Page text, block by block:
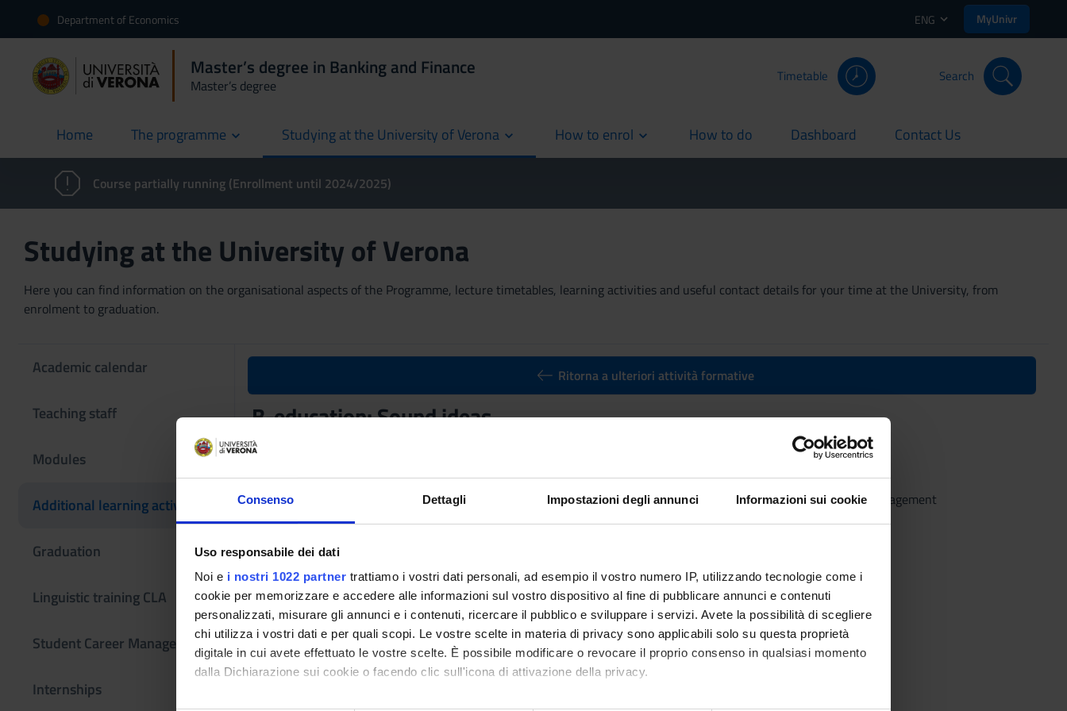
Consenso Dettagli Impostazioni degli annunci Informazioni sui cookie
Uso responsabile dei dati
Noi e i nostri 1022 partner trattiamo i vostri dati personali, ad esempio il vostro numero IP, utilizzando tecnologie come i
cookie per memorizzare e accedere alle informazioni sul vostro dispositivo al fine di pubblicare annunci e contenuti
personalizzati, misurare gli annunci e i contenuti, ricercare il pubblico e sviluppare i servizi. Avete la possibilità di scegliere
chi utilizza i vostri dati e per quali scopi. Le vostre scelte in materia di privacy sono applicabili solo su questa proprietà
digitale in cui avete effettuato le vostre scelte. È possibile modificare o revocare il proprio consenso in qualsiasi momento
dalla Dichiarazione sui cookie o facendo clic sull'icona di attivazione della privacy.
Department of Economics ENG MyUnivr
Master’s degree in Banking and Finance
Master’s degree
Timetable Search
Home
current The programme Studying at the University of Verona How to enrol How to do
current Dashboard
current Contact Us
current
Course partially running (Enrollment until 2024/2025)
Studying at the University of Verona
Here you can find information on the organisational aspects of the Programme, lecture timetables, learning activities and useful contact details for your time at the University, from
enrolment to graduation.
Academic calendar
Teaching staff
Modules
Additional learning activities
Graduation
Linguistic training CLA
Student Career Management
Internships
Ritorna a ulteriori attività formative
B-education: Sound ideas
Teaching code
The course is given by
B-education: Sound ideas (2024/2025) - Bachelors' degree in Business Administration and Management